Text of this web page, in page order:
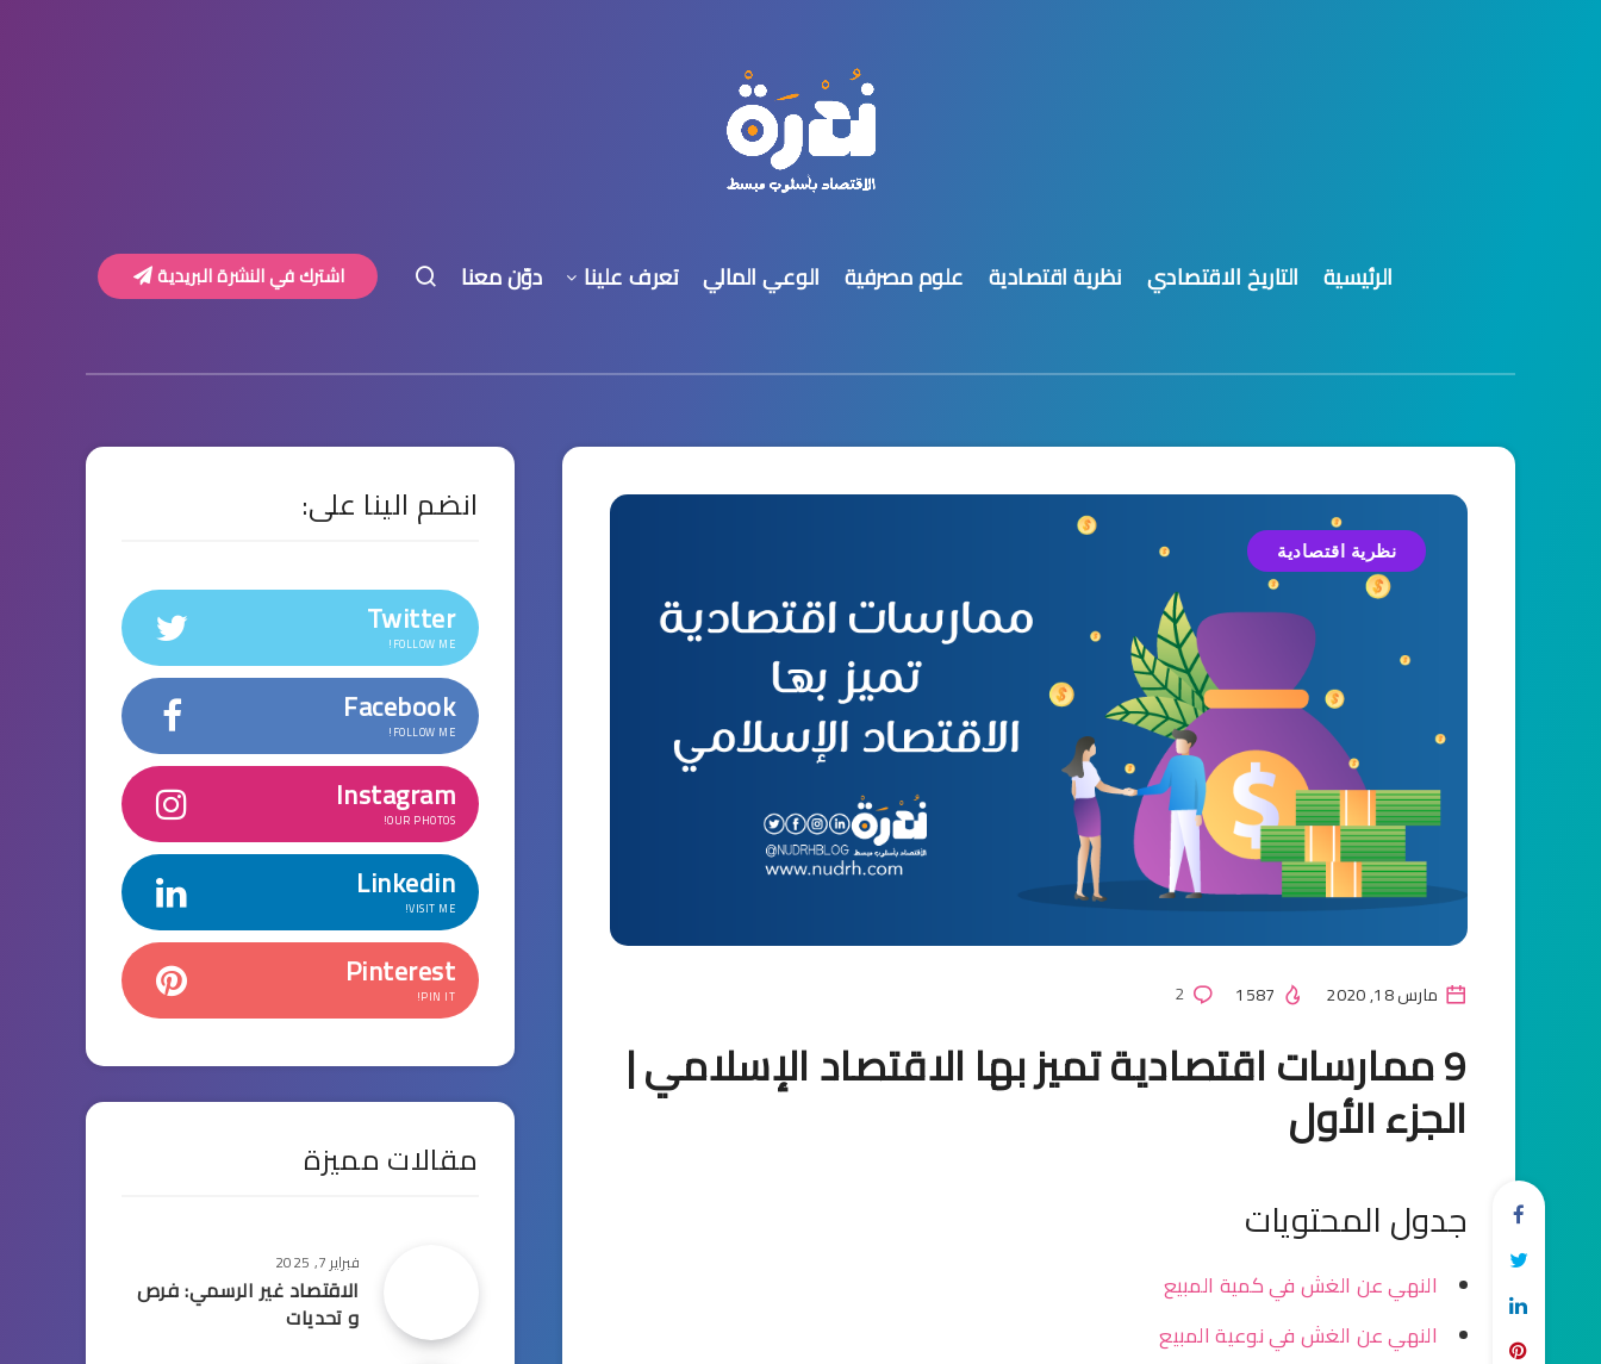
الرئيسية التاريخ الاقتصادي نظرية اقتصادية علوم مصرفية الوعي المالي تعرف علينا دوّن معنا اشترك في النشرة البريدية
نظرية اقتصادية
مارس 18, 2020 2
9 ممارسات اقتصادية تميز بها الاقتصاد الإسلامي |
الجزء الأول
جدول المحتويات
النهي عن الغش في كمية المبيع
النهي عن الغش في نوعية المبيع
انضم الينا على:
Twitter
FOLLOW ME!
Facebook
FOLLOW ME!
Instagram
OUR PHOTOS!
Linkedin
VISIT ME!
Pinterest
PIN IT!
مقالات مميزة
فبراير 7, 2025
الاقتصاد غير الرسمي: فرص
و تحديات